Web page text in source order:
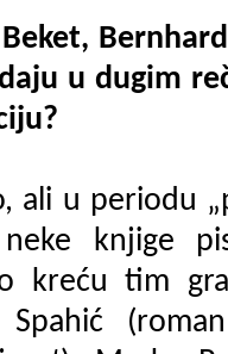
u dugim
ali u periodu
neke knjige
kreću tim
Spahić